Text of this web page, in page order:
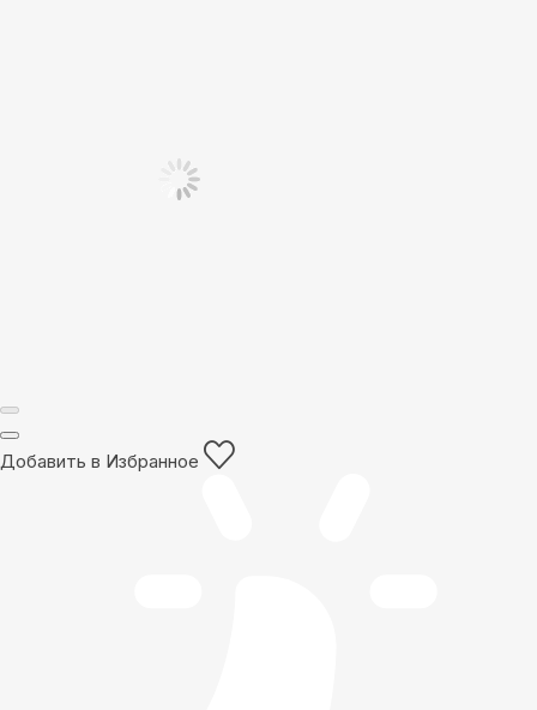
Добавить в Избранное